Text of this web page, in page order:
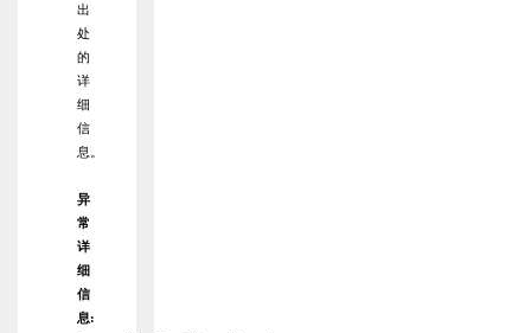
出
处
的
详
细
信
息。
异
常
详
细
信
息: